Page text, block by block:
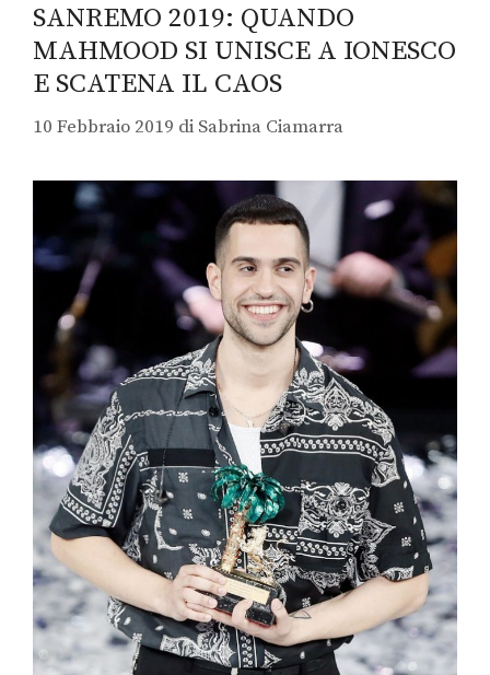
SANREMO 2019: QUANDO
MAHMOOD SI UNISCE A IONESCO
E SCATENA IL CAOS
10 Febbraio 2019 di Sabrina Ciamarra